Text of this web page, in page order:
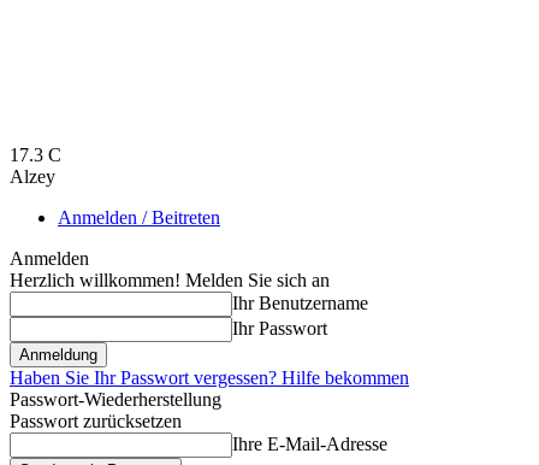
17.3 C
Alzey
Anmelden / Beitreten
Anmelden
Herzlich willkommen! Melden Sie sich an
Ihr Benutzername
Ihr Passwort
Haben Sie Ihr Passwort vergessen? Hilfe bekommen
Passwort-Wiederherstellung
Passwort zurücksetzen
Ihre E-Mail-Adresse